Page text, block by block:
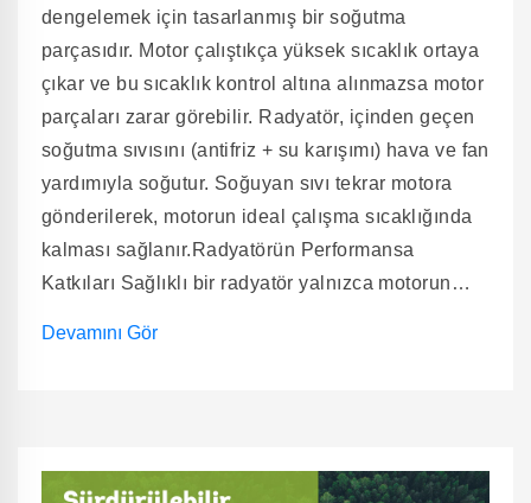
dengelemek için tasarlanmış bir soğutma
parçasıdır. Motor çalıştıkça yüksek sıcaklık ortaya
çıkar ve bu sıcaklık kontrol altına alınmazsa motor
parçaları zarar görebilir. Radyatör, içinden geçen
soğutma sıvısını (antifriz + su karışımı) hava ve fan
yardımıyla soğutur. Soğuyan sıvı tekrar motora
gönderilerek, motorun ideal çalışma sıcaklığında
kalması sağlanır.Radyatörün Performansa
Katkıları Sağlıklı bir radyatör yalnızca motorun
çok yakıt harcar, radyatör bunu engelleyerek
Devamını Gör